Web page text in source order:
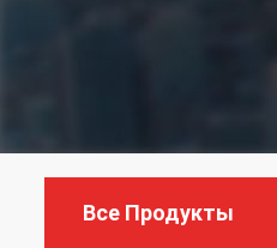
Все Продукты